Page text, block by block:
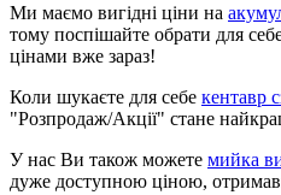
Ми маємо вигідні ціни на
тому поспішайте обрати для
цінами вже зараз!
Коли шукаєте для себе кентавр
"Розпродаж/Акції" стане
У нас Ви також можете мийка
дуже доступною ціною,